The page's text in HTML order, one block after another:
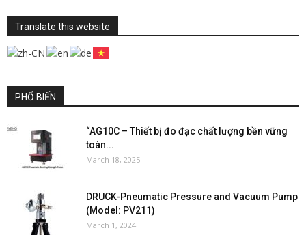
Translate this website
PHỔ BIẾN
“AG10C – Thiết bị đo đạc chất lượng bền vững
toàn...
March 18, 2025
DRUCK-Pneumatic Pressure and Vacuum Pump
(Model: PV211)
March 1, 2024